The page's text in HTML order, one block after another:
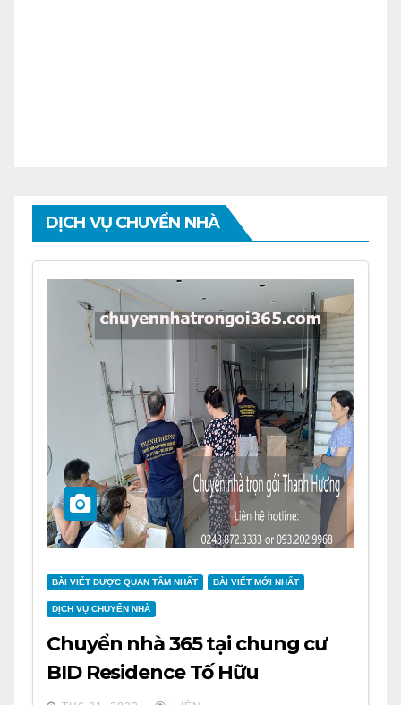
DỊCH VỤ CHUYỂN NHÀ
BÀI VIẾT ĐƯỢC QUAN TÂM NHẤT BÀI VIẾT MỚI NHẤT
DỊCH VỤ CHUYỂN NHÀ
Chuyển nhà 365 tại chung cư
BID Residence Tố Hữu